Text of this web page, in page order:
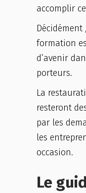
accomplir
Décidément
formation
d’avenir
porteurs.
La
resteront
par les
les
occasion.
Le